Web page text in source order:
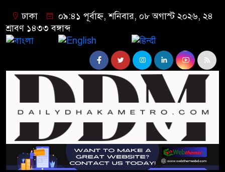
ঢাকা
০৯:৪১ পূর্বাহ্ন, শনিবার, ০৮ অগাস্ট ২০২৬, ২৪
শ্রাবণ ১৪৩৩ বঙ্গাব্দ